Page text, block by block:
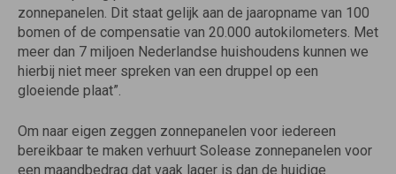
zonnepanelen. Dit staat gelijk aan de jaaropname van 100
bomen of de compensatie van 20.000 autokilometers. Met
meer dan 7 miljoen Nederlandse huishoudens kunnen we
hierbij niet meer spreken van een druppel op een
gloeiende plaat”.
Om naar eigen zeggen zonnepanelen voor iedereen
bereikbaar te maken verhuurt Solease zonnepanelen voor
een maandbedrag dat vaak lager is dan de huidige